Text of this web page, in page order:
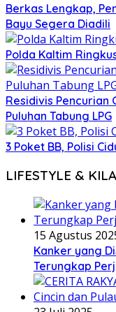
Berkas Lengkap,
Bayu Segera Diadili
Polda Kaltim
Residivis Pencurian
Puluhan Tabung LPG
3 Poket BB, Polisi
LIFESTYLE &
15 Agustus
Kanker yang
Terungkap